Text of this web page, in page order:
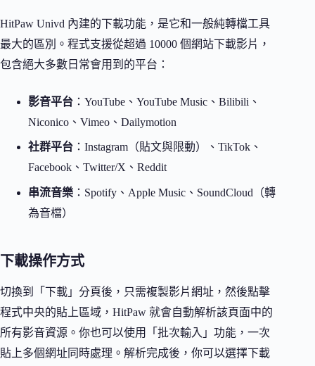
HitPaw Univd 內建的下載功能，是它和一般純轉檔工具
最大的區別。程式支援從超過 10000 個網站下載影片，
包含絕大多數日常會用到的平台：
影音平台 ：YouTube、YouTube Music、Bilibili、
Niconico、Vimeo、Dailymotion
社群平台 ：Instagram（貼文與限動）、TikTok、
Facebook、Twitter/X、Reddit
串流音樂 ：Spotify、Apple Music、SoundCloud（轉
為音檔）
下載操作方式
切換到「下載」分頁後，只需複製影片網址，然後點擊
程式中央的貼上區域，HitPaw 就會自動解析該頁面中的
所有影音資源。你也可以使用「批次輸入」功能，一次
貼上多個網址同時處理。解析完成後，你可以選擇下載